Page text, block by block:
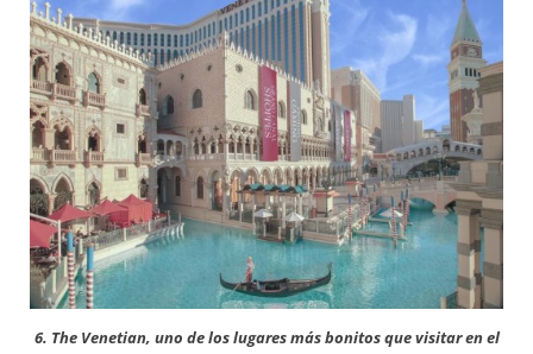
6. The Venetian, uno de los lugares más bonitos que visitar en el